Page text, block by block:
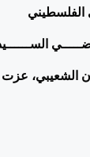
الفلسطيني
الشعيبي،